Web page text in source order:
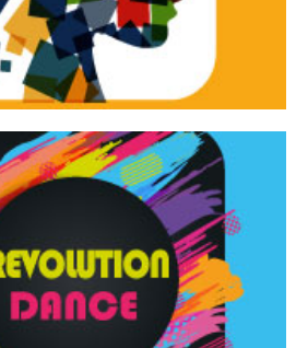
dinamiche
Dance
contemporanea – I Edizione